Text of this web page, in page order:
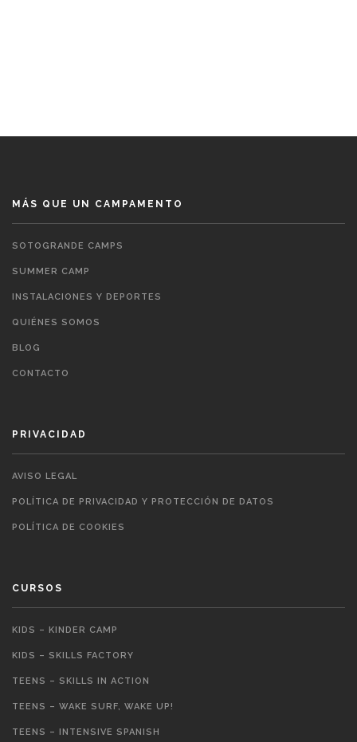
MÁS QUE UN CAMPAMENTO
SOTOGRANDE CAMPS
SUMMER CAMP
INSTALACIONES Y DEPORTES
QUIÉNES SOMOS
BLOG
CONTACTO
PRIVACIDAD
AVISO LEGAL
POLÍTICA DE PRIVACIDAD Y PROTECCIÓN DE DATOS
POLÍTICA DE COOKIES
CURSOS
KIDS – KINDER CAMP
KIDS – SKILLS FACTORY
TEENS – SKILLS IN ACTION
TEENS – WAKE SURF, WAKE UP!
TEENS – INTENSIVE SPANISH